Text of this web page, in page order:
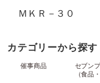
ＭＫＲ－３０
カテゴリーから探す
催事商品
セブン
（食品